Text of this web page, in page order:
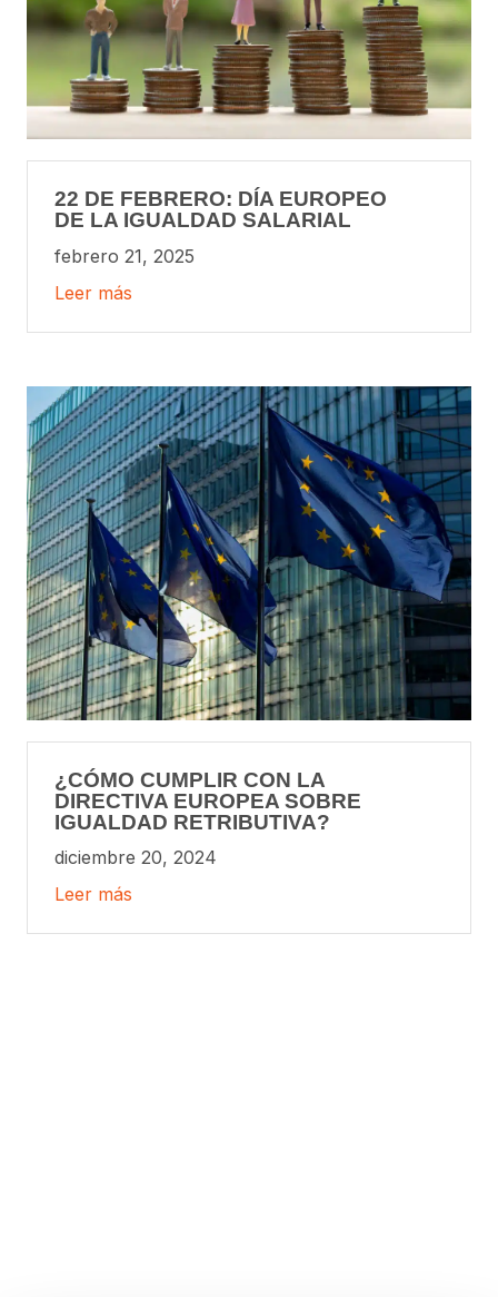
22 DE FEBRERO: DÍA EUROPEO
DE LA IGUALDAD SALARIAL
febrero 21, 2025
Leer más
¿CÓMO CUMPLIR CON LA
DIRECTIVA EUROPEA SOBRE
IGUALDAD RETRIBUTIVA?
diciembre 20, 2024
Leer más